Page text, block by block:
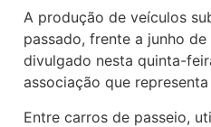
A produção de veículos
passado, frente a junho
divulgado nesta quinta-
associação que
Entre carros de passeio,